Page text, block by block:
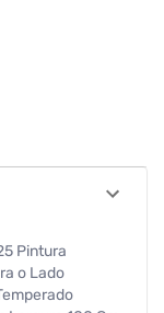
Pintura
o Lado